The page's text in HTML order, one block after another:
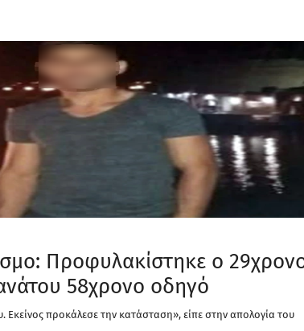
Προφυλακίστηκε ο
58χρονο οδηγό
Εκείνος προκάλεσε την κατάσταση», είπε στην απολογία του